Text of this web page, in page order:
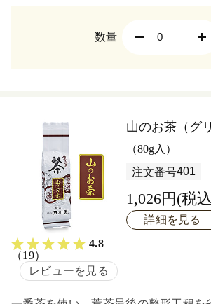
数量
4.8
（19）
レビューを見る
山のお茶（グ
（80g入）
注文番号401
1,026円(税
詳細を見る